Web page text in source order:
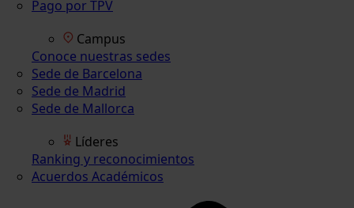
Pago por TPV
Campus
Conoce nuestras sedes
Sede de Barcelona
Sede de Madrid
Sede de Mallorca
Líderes
Ranking y reconocimientos
Acuerdos Académicos